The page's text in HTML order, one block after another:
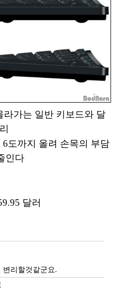
라가는 일반 키보드와 달
리
도까지 올려 손목의 부담
인다
달러
변리할것같군요.